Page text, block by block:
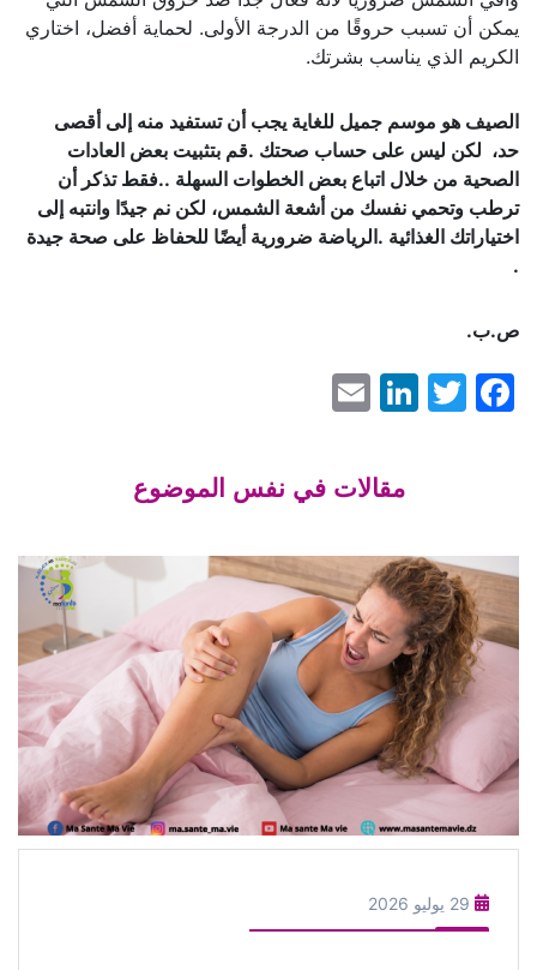
يمكن أن تسبب حروقًا من الدرجة الأولى. لحماية أفضل، اختاري
الكريم الذي يناسب بشرتك.
الصيف هو موسم جميل للغاية يجب أن تستفيد منه إلى أقصى
حد، لكن ليس على حساب صحتك .قم بتثبيت بعض العادات
الصحية من خلال اتباع بعض الخطوات السهلة ..فقط تذكر أن
ترطب وتحمي نفسك من أشعة الشمس، لكن نم جيدًا وانتبه إلى
اختياراتك الغذائية .الرياضة ضرورية أيضًا للحفاظ على صحة جيدة
.
ص.ب.
Facebook
Twitter
LinkedIn
مقالات في نفس الموضوع
29 يوليو 2026